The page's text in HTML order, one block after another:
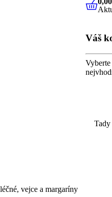
vejce a margaríny
Váš